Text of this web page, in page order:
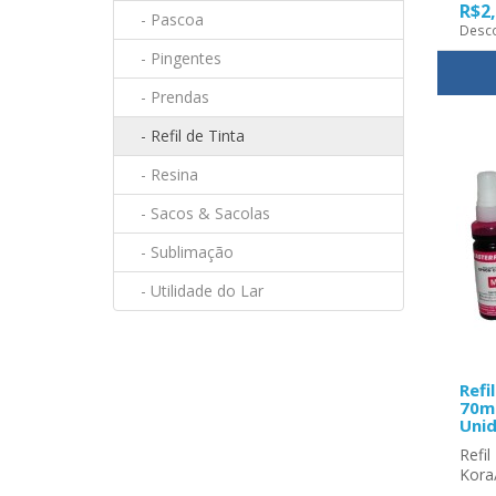
- Pascoa
- Pingentes
- Prendas
- Refil de Tinta
- Resina
- Sacos & Sacolas
- Sublimação
- Utilidade do Lar